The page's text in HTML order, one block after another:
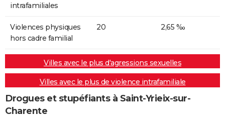
intrafamiliales
Violences physiques
hors cadre familial
20 2,65 ‰
Villes avec le plus d'agressions sexuelles
Villes avec le plus de violence intrafamiliale
Drogues et stupéfiants à Saint-Yrieix-sur-
Charente